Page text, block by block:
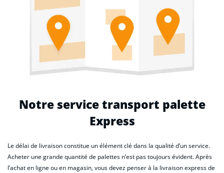
Notre service transport palette
Express
Le délai de livraison constitue un élément clé dans la qualité d’un service.
Acheter une grande quantité de palettes n’est pas toujours évident. Après
l’achat en ligne ou en magasin, vous devez penser à la livraison express de